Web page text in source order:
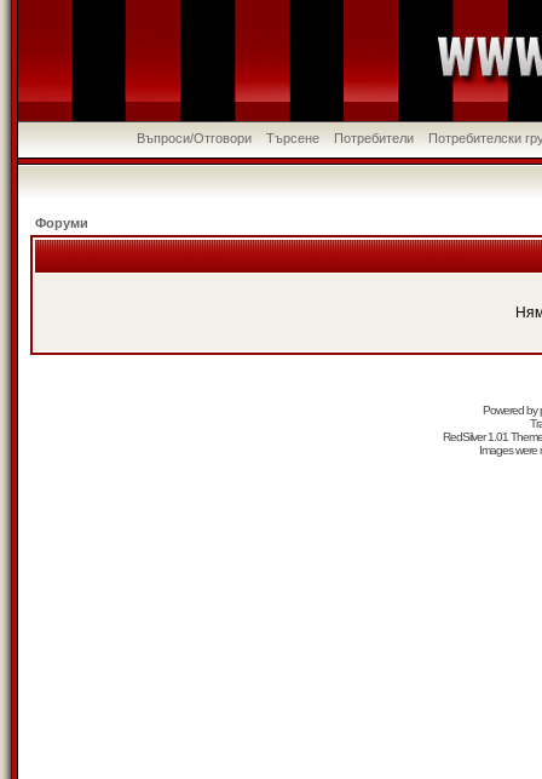
Въпроси/Отговори Търсене Потребители Потребителски
Форуми
Powered by
RedSilver 1.01
Images were